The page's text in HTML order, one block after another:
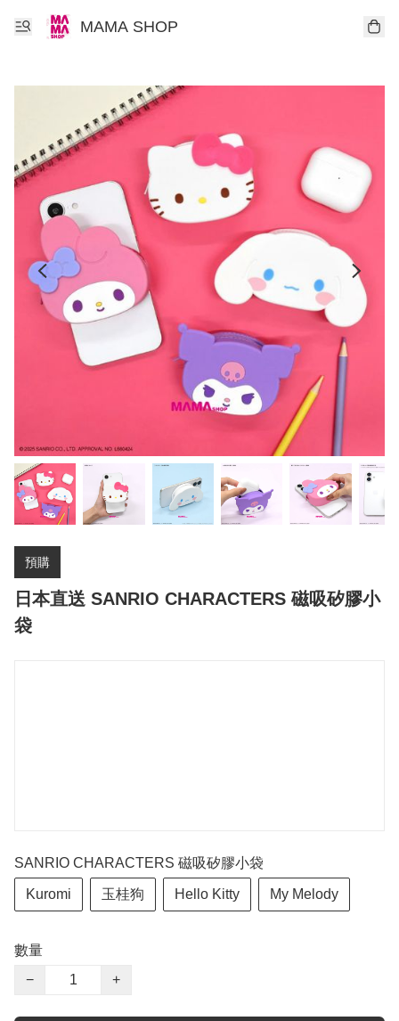
MAMA SHOP
預購
日本直送 SANRIO CHARACTERS 磁吸矽膠小
袋
SANRIO CHARACTERS 磁吸矽膠小袋
Kuromi 玉桂狗 Hello Kitty My Melody
數量
−
+